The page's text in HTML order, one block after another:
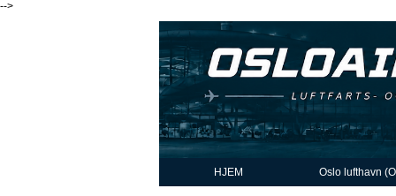
-->
HJEM Oslo lufthavn